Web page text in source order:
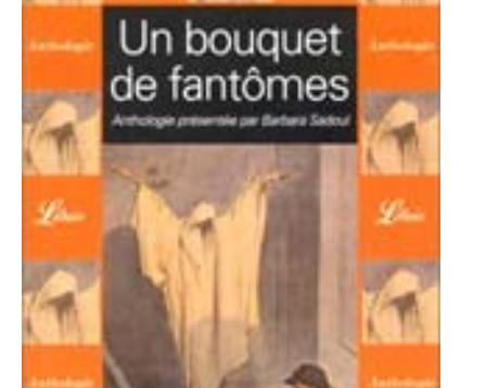
Mentions légales - Cookies - Publicités
Données personnelles Plan du site